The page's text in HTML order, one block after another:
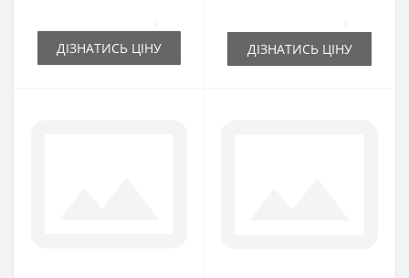
ДІЗНАТИСЬ ЦІНУ ДІЗНАТИСЬ ЦІНУ